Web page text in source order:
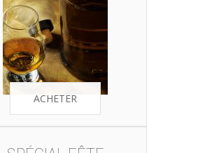
ACHETER